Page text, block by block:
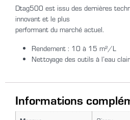
Dtag500 est issu des dernières
innovant et le plus
performant du marché actuel.
Rendement : 10 à 15 m²/L
Nettoyage des outils à l’eau
Informations